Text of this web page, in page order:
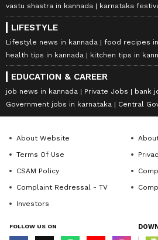
vastu shastra in kannada
karnataka
LIFESTYLE
Lifestyle news in kannada
food recipes
health tips in kannada
kitchen tips in
EDUCATION & CAREER
job news in kannada Private Jobs
bank
Government jobs in karnataka
Central
About Website
Terms Of Use
CSAM Policy
Complaint Redressal - TV
Investors
FOLLOW US ON